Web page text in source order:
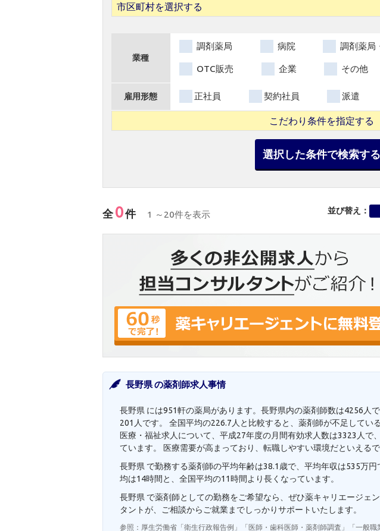
市区町村を選択する
業種
調剤薬局 病院 調剤薬局
OTC販売 企業 その他
雇用形態 正社員 契約社員 派遣
こだわり条件を指定する
選択した条件で検索する
全 0件 1 ～20件を表示 並び替え：
長野県 の薬剤師求人事情
長野県 には951軒の薬局があります。長野県内の薬剤師数は4256人
201人です。 全国平均の226.7人と比較すると、薬剤師が不足してい
医療・福祉求人について、平成27年度の月間有効求人数は3323人で
ています。 医療需要が高まっており、転職しやすい環境だといえるで
長野県 で勤務する薬剤師の平均年齢は38.1歳で、平均年収は535万
均は14時間と、全国平均の11時間より長くなっています。
長野県 で薬剤師としての勤務をご希望なら、ぜひ薬キャリエージェ
タントが、ご相談からご就業までしっかりサポートいたします。
参照：厚生労働省「衛生行政報告例」「医師・歯科医師・薬剤師調査」「一般職